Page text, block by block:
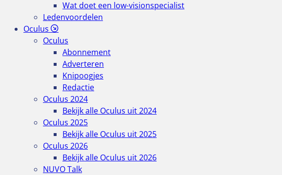
Wat doet een low-visionspecialist
Ledenvoordelen
Oculus
Oculus
Abonnement
Adverteren
Knipoogjes
Redactie
Oculus 2024
Bekijk alle Oculus uit 2024
Oculus 2025
Bekijk alle Oculus uit 2025
Oculus 2026
Bekijk alle Oculus uit 2026
NUVO Talk